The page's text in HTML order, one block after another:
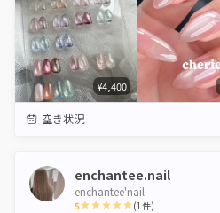
¥4,400
空き状況
enchantee.nail
enchantee'nail
5 (1件)